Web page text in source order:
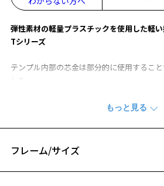
弾性素材の軽量プラスチックを使用した軽
Tシリーズ
テンプル内部の芯金は部分的に使用するこ
シーンとの相性はバツグン。
男性に好まれる傾向があるスクエア型ですが
けても、知的で凛とした雰囲気に仕上がりま
さらにフレームの角の部分が輪郭を引き締
フレーム/サイズ